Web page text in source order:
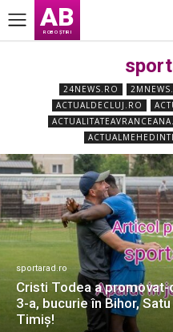
AB
ROBO ȘTIRI
24NEWS.RO
ACTUALDECLUJ.RO
sportarad.ro
Cristi Todea a
3-a, bucurie în Bihor,
Timiș!